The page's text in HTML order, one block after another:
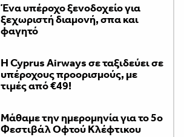
Ένα υπέροχο ξενοδοχείο για
ξεχωριστή διαμονή, σπα και
φαγητό
H Cyprus Airways σε ταξιδεύει σε
υπέροχους προορισμούς, με
τιμές από €49!
Μάθαμε την ημερομηνία για το 5ο
Φεστιβάλ Οφτού Κλέφτικου